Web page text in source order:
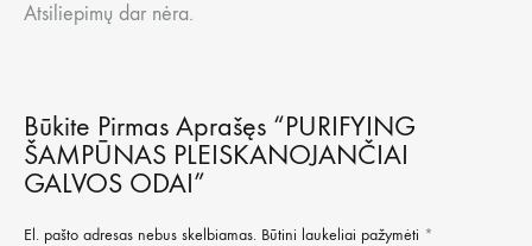
Atsiliepimų dar nėra.
Būkite Pirmas Aprašęs “PURIFYING
ŠAMPŪNAS PLEISKANOJANČIAI
GALVOS ODAI”
El. pašto adresas nebus skelbiamas. Būtini laukeliai pažymėti *